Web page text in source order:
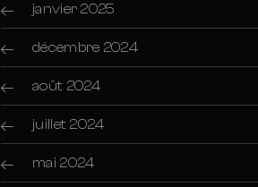
janvier 2025
décembre 2024
août 2024
juillet 2024
mai 2024